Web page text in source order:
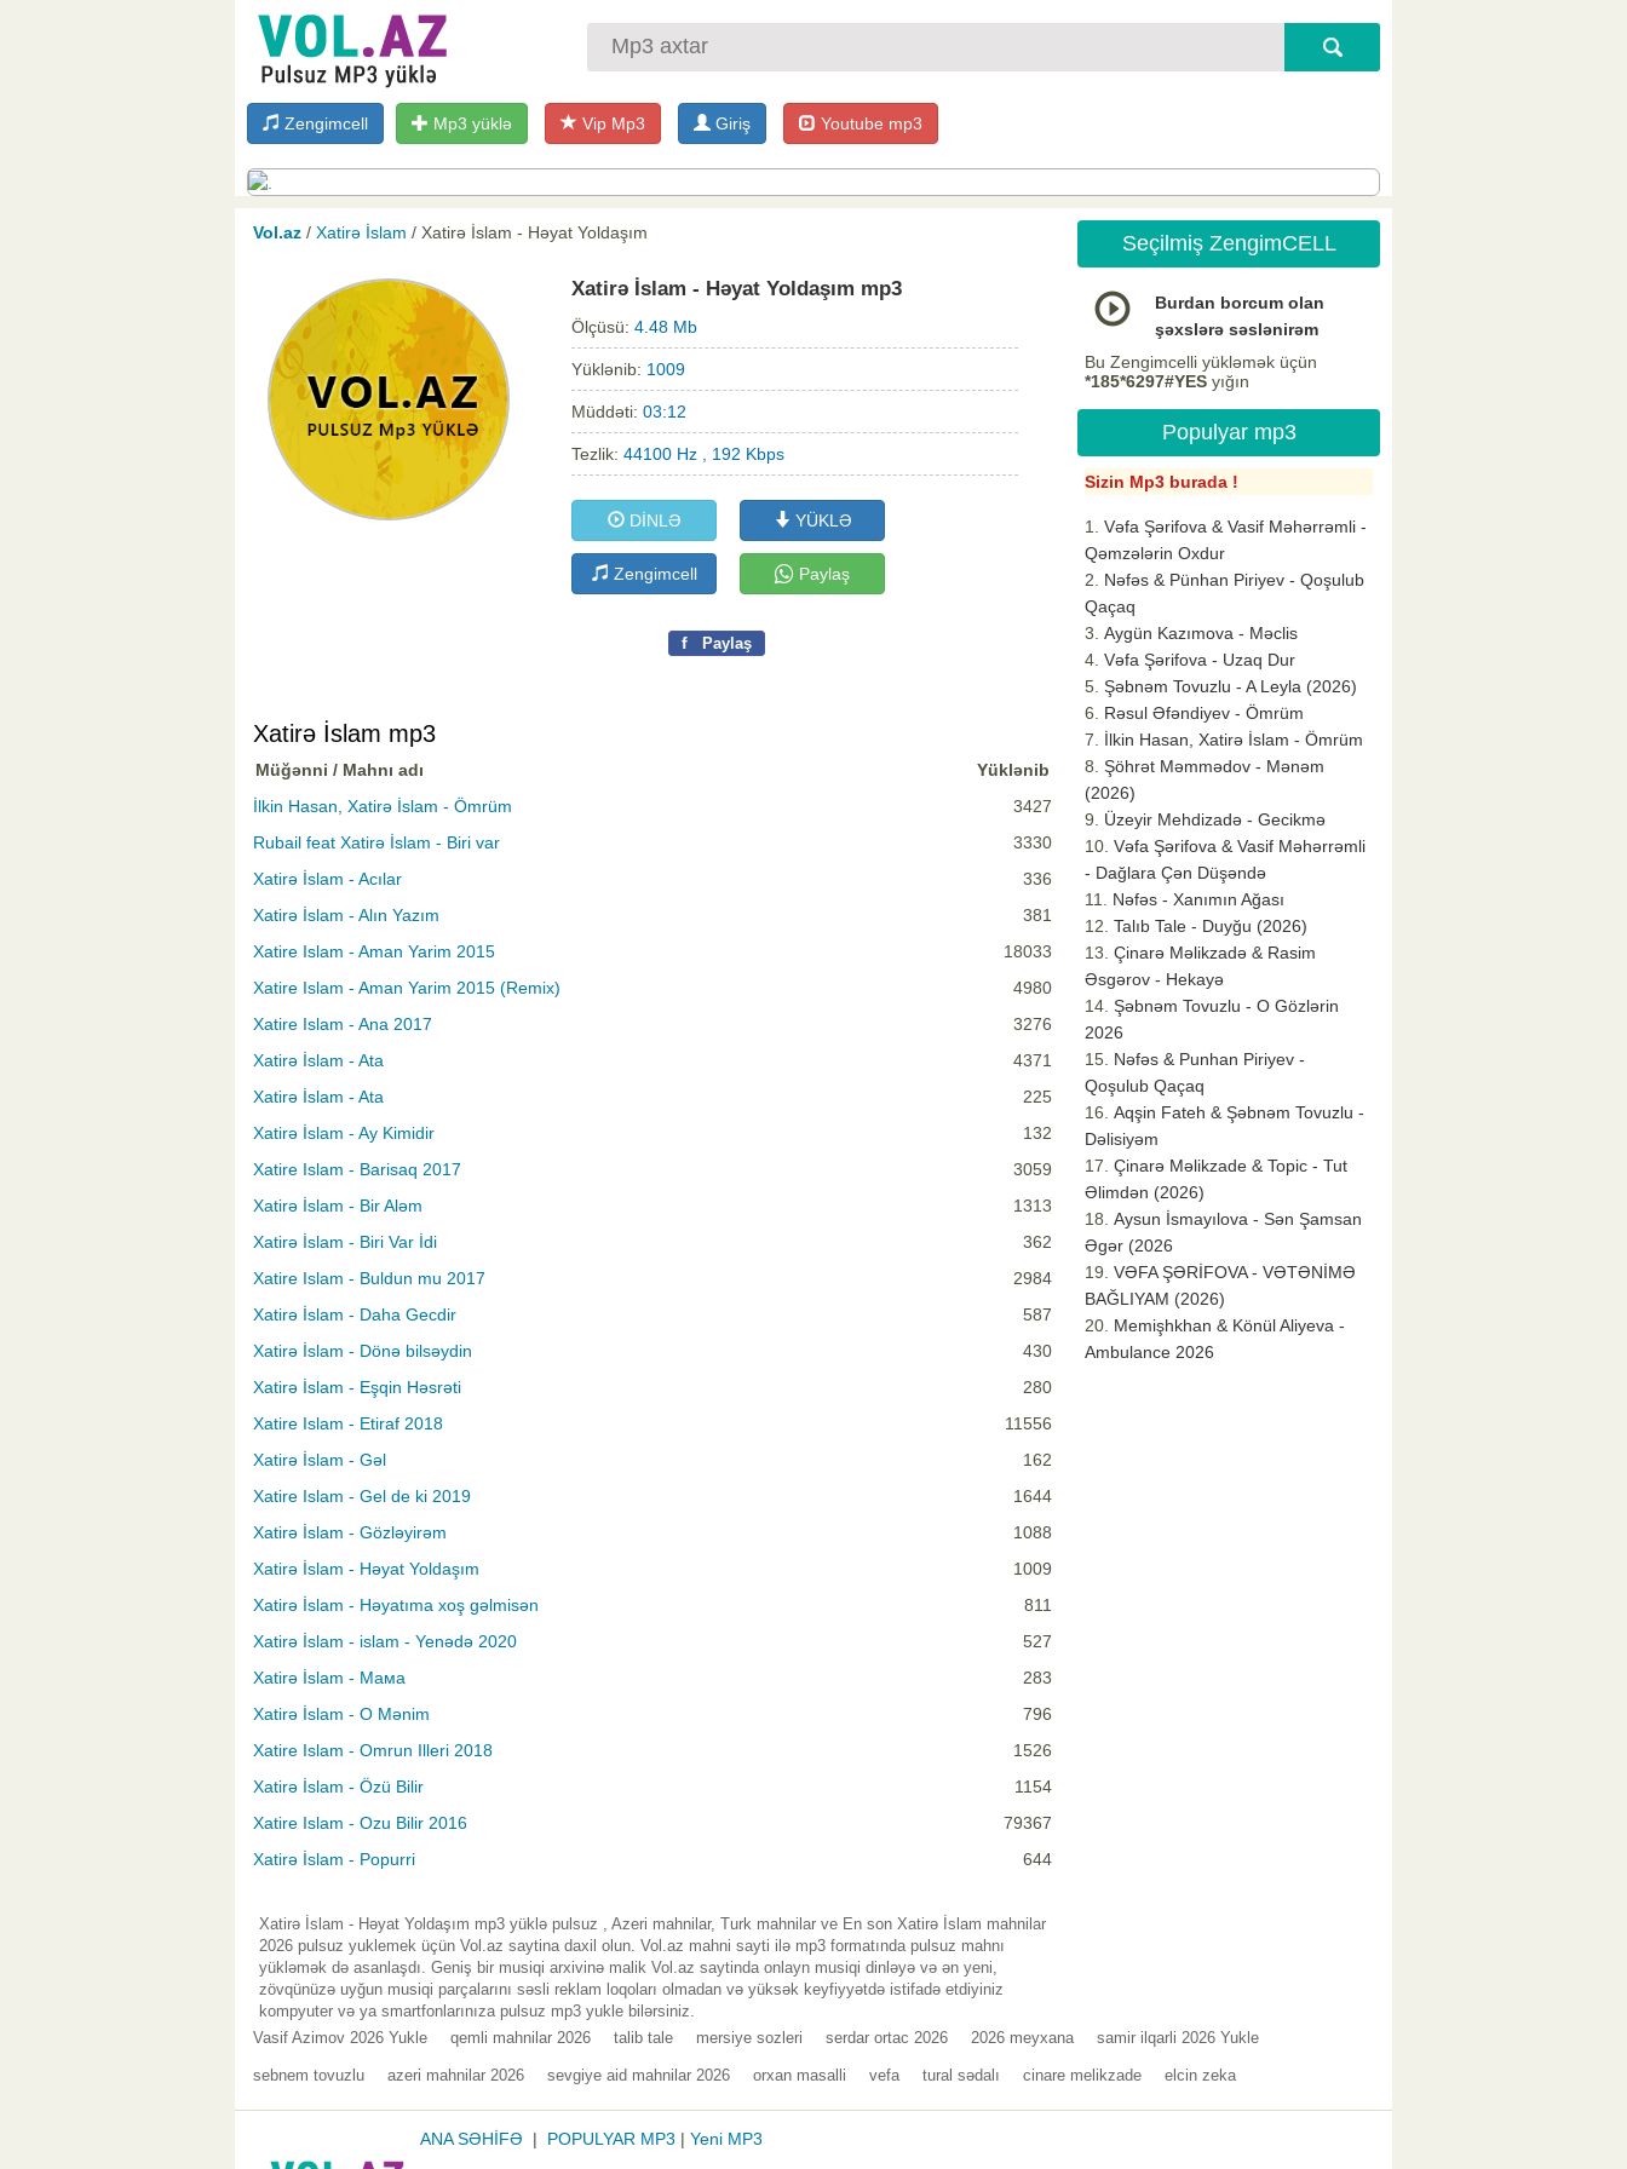
Zengimcell Mp3 yüklə Vip Mp3 Giriş Youtube mp3
Vol.az / Xatirə İslam / Xatirə İslam - Həyat Yoldaşım
Xatirə İslam - Həyat Yoldaşım mp3
Ölçüsü: 4.48 Mb
Yüklənib: 1009
Müddəti: 03:12
Tezlik: 44100 Hz , 192 Kbps
DİNLƏ YÜKLƏ
Zengimcell Paylaş
f Paylaş
Xatirə İslam mp3
Müğənni / Mahnı adı
Yüklənib
İlkin Hasan, Xatirə İslam - Ömrüm
3427
Rubail feat Xatirə İslam - Biri var
3330
Xatirə İslam - Acılar
336
Xatirə İslam - Alın Yazım
381
Xatire Islam - Aman Yarim 2015
18033
Xatire Islam - Aman Yarim 2015 (Remix)
4980
Xatire Islam - Ana 2017
3276
Xatirə İslam - Ata
4371
Xatirə İslam - Ata
225
Xatirə İslam - Ay Kimidir
132
Xatire Islam - Barisaq 2017
3059
Xatirə İslam - Bir Aləm
1313
Xatirə İslam - Biri Var İdi
362
Xatire Islam - Buldun mu 2017
2984
Xatirə İslam - Daha Gecdir
587
Xatirə İslam - Dönə bilsəydin
430
Xatirə İslam - Eşqin Həsrəti
280
Xatire Islam - Etiraf 2018
11556
Xatirə İslam - Gəl
162
Xatire Islam - Gel de ki 2019
1644
Xatirə İslam - Gözləyirəm
1088
Xatirə İslam - Həyat Yoldaşım
1009
Xatirə İslam - Həyatıma xoş gəlmisən
811
Xatirə İslam - islam - Yenədə 2020
527
Xatirə İslam - Мама
283
Xatirə İslam - O Mənim
796
Xatire Islam - Omrun Illeri 2018
1526
Xatirə İslam - Özü Bilir
1154
Xatire Islam - Ozu Bilir 2016
79367
Xatirə İslam - Popurri
644
Xatirə İslam - Həyat Yoldaşım mp3 yüklə pulsuz , Azeri mahnilar, Turk mahnilar ve En son Xatirə İslam mahnilar
2026 pulsuz yuklemek üçün Vol.az saytina daxil olun. Vol.az mahni sayti ilə mp3 formatında pulsuz mahnı
yükləmək də asanlaşdı. Geniş bir musiqi arxivinə malik Vol.az saytinda onlayn musiqi dinləyə və ən yeni,
zövqünüzə uyğun musiqi parçalarını səsli reklam loqoları olmadan və yüksək keyfiyyətdə istifadə etdiyiniz
kompyuter və ya smartfonlarınıza pulsuz mp3 yukle bilərsiniz.
Seçilmiş ZengimCELL
Burdan borcum olan
şəxslərə səslənirəm
Bu Zengimcelli yükləmək üçün
*185*6297#YES yığın
Populyar mp3
Sizin Mp3 burada !
Vəfa Şərifova & Vasif Məhərrəmli -
Qəmzələrin Oxdur
Nəfəs & Pünhan Piriyev - Qoşulub
Qaçaq
Aygün Kazımova - Məclis
Vəfa Şərifova - Uzaq Dur
Şəbnəm Tovuzlu - A Leyla (2026)
Rəsul Əfəndiyev - Ömrüm
İlkin Hasan, Xatirə İslam - Ömrüm
Şöhrət Məmmədov - Mənəm
(2026)
Üzeyir Mehdizadə - Gecikmə
Vəfa Şərifova & Vasif Məhərrəmli
- Dağlara Çən Düşəndə
Nəfəs - Xanımın Ağası
Talıb Tale - Duyğu (2026)
Çinarə Məlikzadə & Rasim
Əsgərov - Hekayə
Şəbnəm Tovuzlu - O Gözlərin
2026
Nəfəs & Punhan Piriyev -
Qoşulub Qaçaq
Aqşin Fateh & Şəbnəm Tovuzlu -
Dəlisiyəm
Çinarə Məlikzade & Topic - Tut
Əlimdən (2026)
Aysun İsmayılova - Sən Şamsan
Əgər (2026
VƏFA ŞƏRİFOVA - VƏTƏNİMƏ
BAĞLIYAM (2026)
Memişhkhan & Könül Aliyeva -
Ambulance 2026
Vasif Azimov 2026 Yukle qemli mahnilar 2026 talib tale mersiye sozleri serdar ortac 2026 2026 meyxana samir ilqarli 2026 Yukle
sebnem tovuzlu azeri mahnilar 2026 sevgiye aid mahnilar 2026 orxan masalli vefa tural sədalı cinare melikzade elcin zeka
ANA SƏHİFƏ | POPULYAR MP3 | Yeni MP3